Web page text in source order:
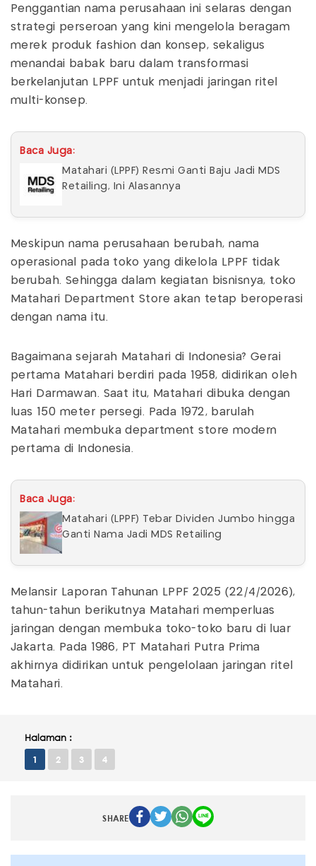
Penggantian nama perusahaan ini selaras dengan
strategi perseroan yang kini mengelola beragam
merek produk fashion dan konsep, sekaligus
menandai babak baru dalam transformasi
berkelanjutan LPPF untuk menjadi jaringan ritel
multi-konsep.
Baca Juga:
Matahari (LPPF) Resmi Ganti Baju Jadi MDS
Retailing, Ini Alasannya
Meskipun nama perusahaan berubah, nama
operasional pada toko yang dikelola LPPF tidak
berubah. Sehingga dalam kegiatan bisnisnya, toko
Matahari Department Store akan tetap beroperasi
dengan nama itu.
Bagaimana sejarah Matahari di Indonesia? Gerai
pertama Matahari berdiri pada 1958, didirikan oleh
Hari Darmawan. Saat itu, Matahari dibuka dengan
luas 150 meter persegi. Pada 1972, barulah
Matahari membuka department store modern
pertama di Indonesia.
Baca Juga:
Matahari (LPPF) Tebar Dividen Jumbo hingga
Ganti Nama Jadi MDS Retailing
Melansir Laporan Tahunan LPPF 2025 (22/4/2026),
tahun-tahun berikutnya Matahari memperluas
jaringan dengan membuka toko-toko baru di luar
Jakarta. Pada 1986, PT Matahari Putra Prima
akhirnya didirikan untuk pengelolaan jaringan ritel
Matahari.
Halaman :
1 2 3 4
SHARE